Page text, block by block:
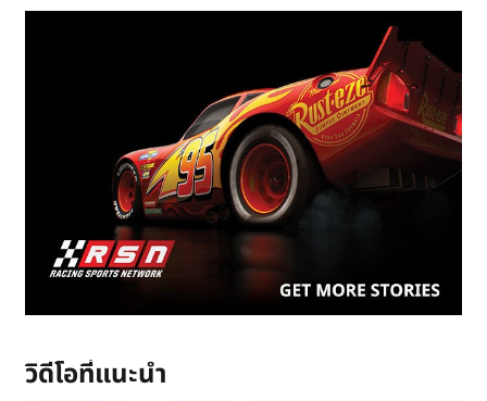
วิดีโอที่แนะนำ